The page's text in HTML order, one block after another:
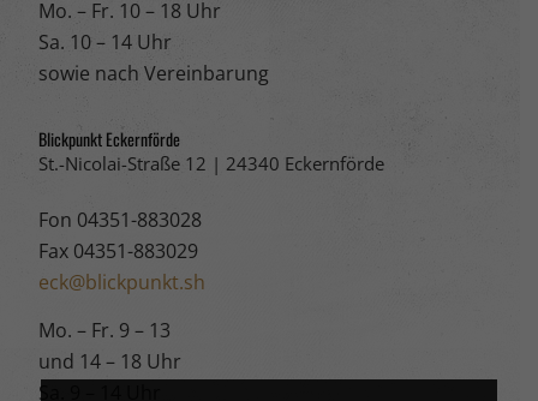
Mo. – Fr. 10 – 18 Uhr
Sa. 10 – 14 Uhr
sowie nach Vereinbarung
Blickpunkt Eckernförde
St.-Nicolai-Straße 12 | 24340 Eckernförde
Fon 04351-883028
Fax 04351-883029
eck@blickpunkt.sh
Mo. – Fr. 9 – 13
und 14 – 18 Uhr
Sa. 9 – 14 Uhr